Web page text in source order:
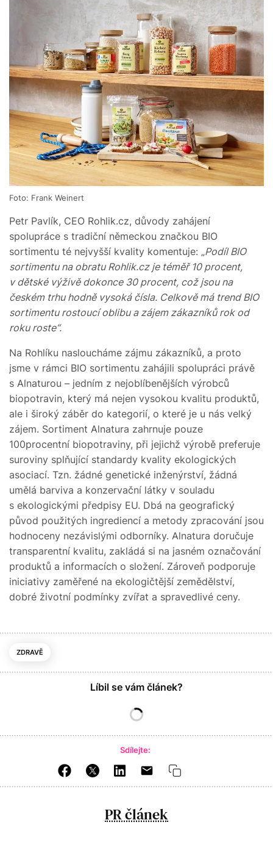
Foto: Frank Weinert
Petr Pavlík, CEO Rohlik.cz, důvody zahájení
spolupráce s tradiční německou značkou BIO
sortimentu té nejvyšší kvality komentuje: „Podíl BIO
sortimentu na obratu Rohlik.cz je téměř 10 procent,
v dětské výživě dokonce 30 procent, což jsou na
českém trhu hodně vysoká čísla. Celkově má trend BIO
sortimentu rostoucí oblibu a zájem zákazníků rok od
roku roste“.
Na Rohlíku nasloucháme zájmu zákazníků, a proto
jsme v rámci BIO sortimentu zahájili spolupráci právě
s Alnaturou – jedním z nejoblíbenějších výrobců
biopotravin, který má nejen vysokou kvalitu produktů,
ale i široký záběr do kategorií, o které je u nás velký
zájem. Sortiment Alnatura zahrnuje pouze
100procentní biopotraviny, při jejichž výrobě preferuje
suroviny splňující standardy kvality ekologických
asociací. Tzn. žádné genetické inženýrství, žádná
umělá barviva a konzervační látky v souladu
s ekologickými předpisy EU. Dbá na geografický
původ použitých ingrediencí a metody zpracování jsou
hodnoceny nezávislými odborníky. Alnatura doručuje
transparentní kvalitu, zakládá si na jasném označování
produktů a informacích o složení. Zároveň podporuje
iniciativy zaměřené na ekologičtější zemědělství,
dobré životní podmínky zvířat a spravedlivé ceny.
ZDRAVĚ
Líbil se vám článek?
Sdílejte:
PR článek